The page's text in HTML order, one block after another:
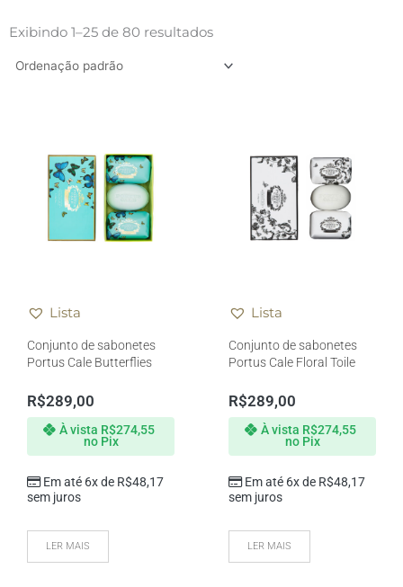
Exibindo 1–25 de 80 resultados
Lista
Conjunto de sabonetes
Portus Cale Butterflies
R$289,00
Em até 6x de R$48,17
sem juros
À vista R$274,55
no Pix
LER MAIS
Lista
Conjunto de sabonetes
Portus Cale Floral Toile
R$289,00
Em até 6x de R$48,17
sem juros
À vista R$274,55
no Pix
LER MAIS